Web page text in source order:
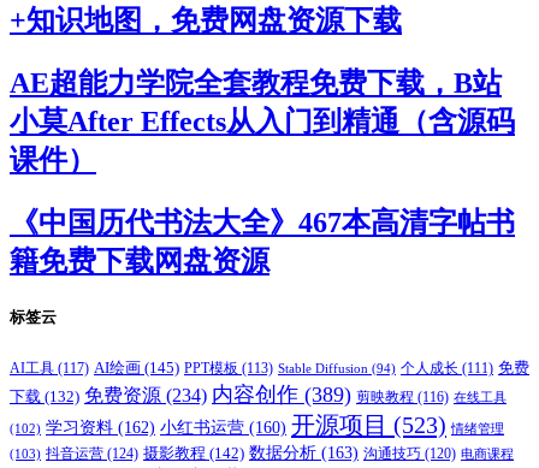
+知识地图，免费网盘资源下载
AE超能力学院全套教程免费下载，B站
小莫After Effects从入门到精通（含源码
课件）
《中国历代书法大全》467本高清字帖书
籍免费下载网盘资源
标签云
AI工具 (117) AI绘画 (145) PPT模板 (113) Stable Diffusion (94) 个人成长 (111) 免费
下载 (132) 免费资源 (234) 内容创作 (389) 剪映教程 (116) 在线工具
(102) 学习资料 (162) 小红书运营 (160) 开源项目 (523) 情绪管理
(103) 抖音运营 (124) 摄影教程 (142) 数据分析 (163) 沟通技巧 (120) 电商课程